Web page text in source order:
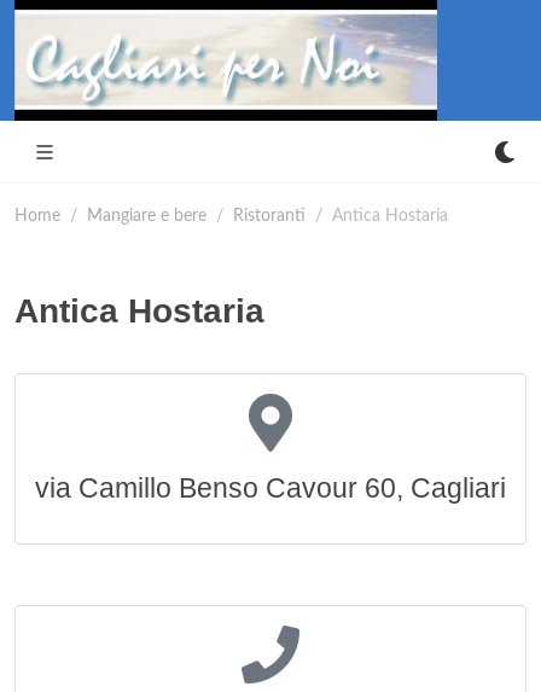
Home Mangiare e bere Ristoranti Antica Hostaria
Antica Hostaria
via Camillo Benso Cavour 60, Cagliari